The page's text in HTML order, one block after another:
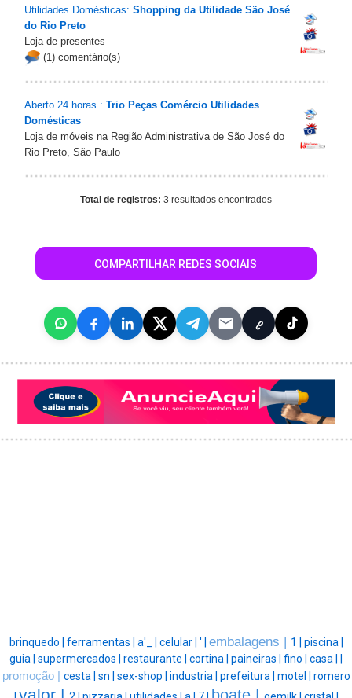
Utilidades Domésticas: Shopping da Utilidade São José
do Rio Preto
Loja de presentes
(1) comentário(s)
Aberto 24 horas : Trio Peças Comércio Utilidades
Domésticas
Loja de móveis na Região Administrativa de São José do
Rio Preto, São Paulo
Total de registros: 3 resultados encontrados
COMPARTILHAR REDES SOCIAIS
brinquedo | ferramentas | a'_ | celular | ' | embalagens | 1 | piscina |
guia | supermercados | restaurante | cortina | paineiras | fino | casa |
promoção | cesta | sn | sex-shop | industria | prefeitura | motel | romero